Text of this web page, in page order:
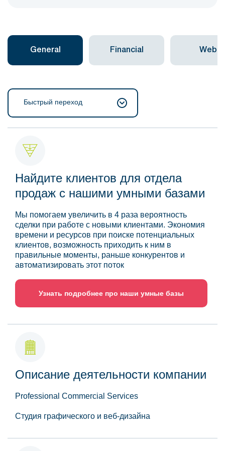
General Financial Web
Быстрый переход
Найдите клиентов для отдела
продаж с нашими умными базами
Мы помогаем увеличить в 4 раза вероятность
сделки при работе с новыми клиентами. Экономия
времени и ресурсов при поиске потенциальных
клиентов, возможность приходить к ним в
правильные моменты, раньше конкурентов и
автоматизировать этот поток
Узнать подробнее про наши умные базы
Описание деятельности компании
Professional Commercial Services
Студия графического и веб-дизайна